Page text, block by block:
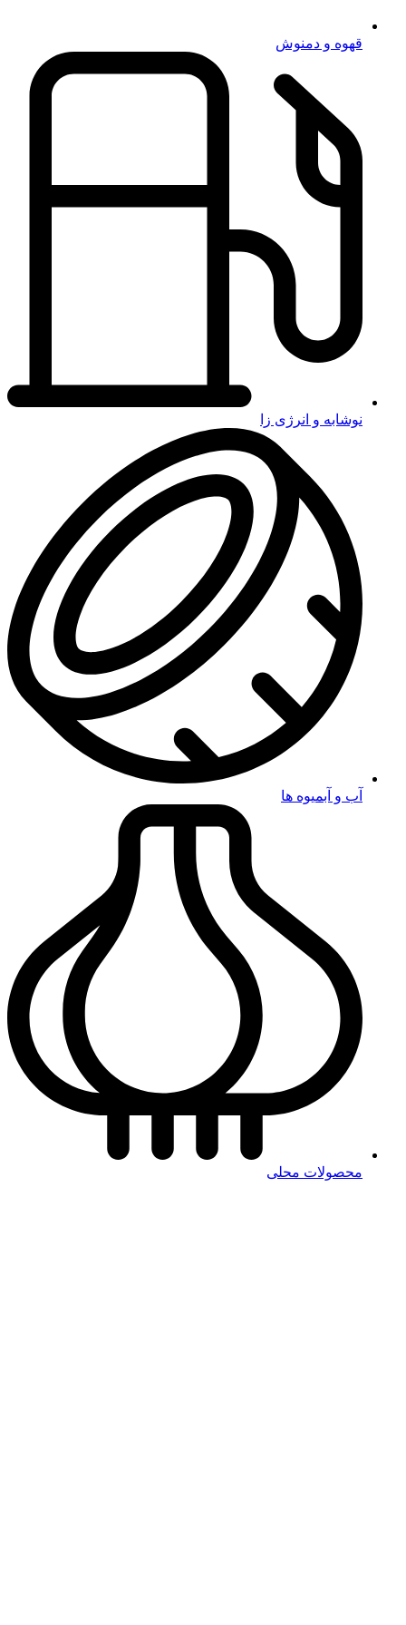
قهوه و دمنوش
نوشابه و انرژی زا
آب و آبمیوه ها
محصولات محلی